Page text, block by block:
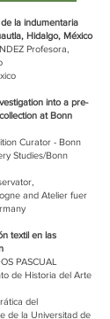
la indumentaria
Hidalgo, México
Profesora,
into a pre-
at Bonn
Curator - Bonn
Studies/Bonn
and Atelier fuer
textil en las
PASCUAL
de Historia del Arte
del
de la Universitad de